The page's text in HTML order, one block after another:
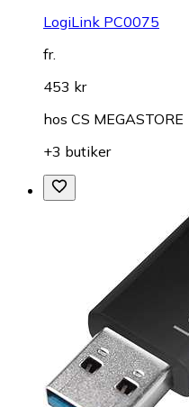
LogiLink PC0075
fr.
453 kr
hos CS MEGASTORE
+3 butiker